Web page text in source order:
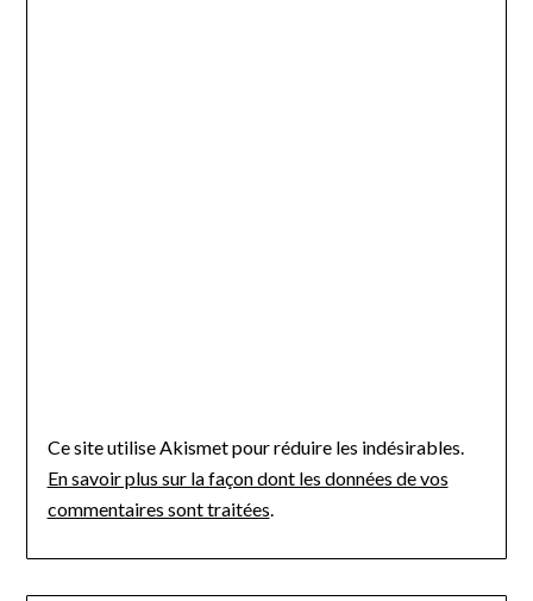
Ce site utilise Akismet pour réduire les indésirables.
En savoir plus sur la façon dont les données de vos
commentaires sont traitées.